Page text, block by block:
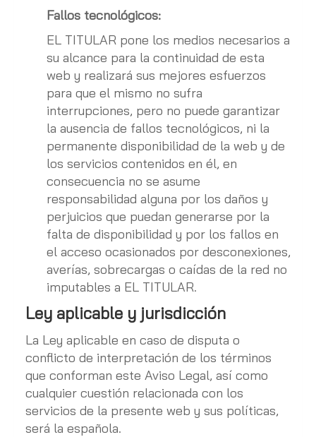
Fallos tecnológicos:
EL TITULAR pone los medios necesarios a
su alcance para la continuidad de esta
web y realizará sus mejores esfuerzos
para que el mismo no sufra
interrupciones, pero no puede garantizar
la ausencia de fallos tecnológicos, ni la
permanente disponibilidad de la web y de
los servicios contenidos en él, en
consecuencia no se asume
responsabilidad alguna por los daños y
perjuicios que puedan generarse por la
falta de disponibilidad y por los fallos en
el acceso ocasionados por desconexiones,
averías, sobrecargas o caídas de la red no
imputables a EL TITULAR.
Ley aplicable y jurisdicción
La Ley aplicable en caso de disputa o
conflicto de interpretación de los términos
que conforman este Aviso Legal, así como
cualquier cuestión relacionada con los
servicios de la presente web y sus políticas,
será la española.